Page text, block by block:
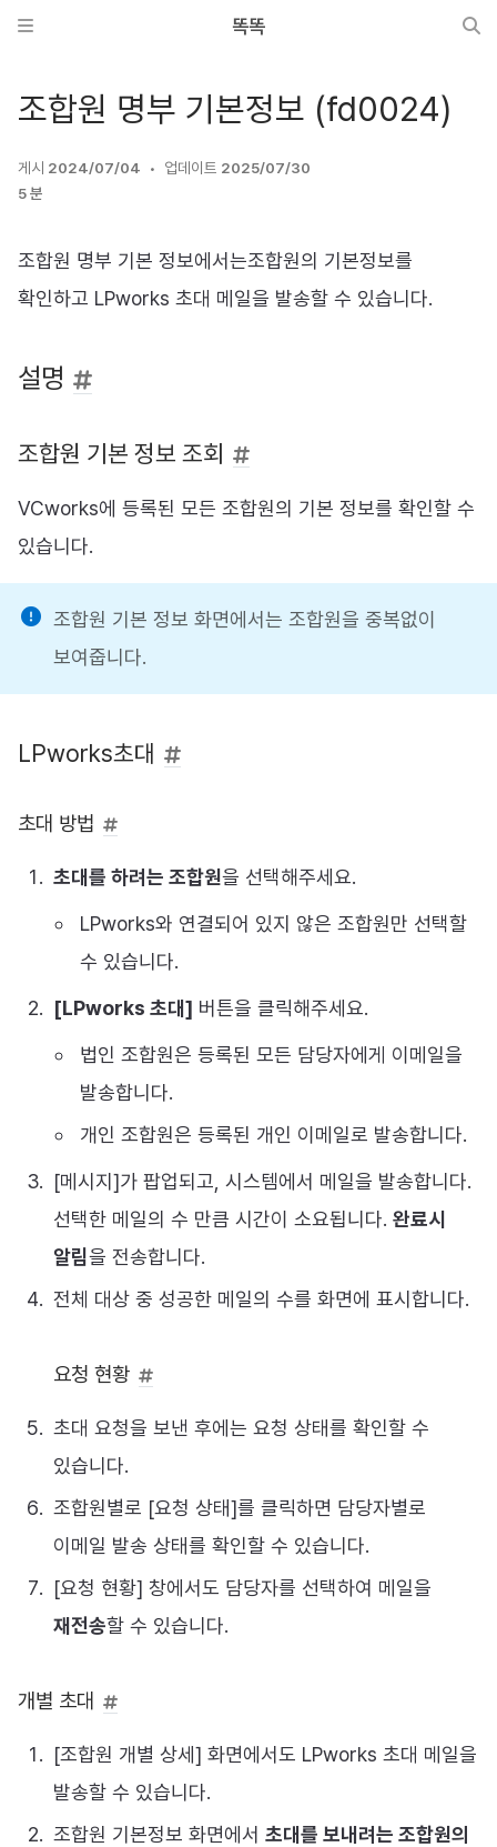
똑똑
조합원 명부 기본정보 (fd0024)
게시 2024/07/04 업데이트 2025/07/30
5 분
조합원 명부 기본 정보에서는조합원의 기본정보를
확인하고 LPworks 초대 메일을 발송할 수 있습니다.
설명
조합원 기본 정보 조회
VCworks에 등록된 모든 조합원의 기본 정보를 확인할 수
있습니다.
조합원 기본 정보 화면에서는 조합원을 중복없이
보여줍니다.
LPworks초대
초대 방법
초대를 하려는 조합원을 선택해주세요.
LPworks와 연결되어 있지 않은 조합원만 선택할
수 있습니다.
[LPworks 초대] 버튼을 클릭해주세요.
법인 조합원은 등록된 모든 담당자에게 이메일을
발송합니다.
개인 조합원은 등록된 개인 이메일로 발송합니다.
[메시지]가 팝업되고, 시스템에서 메일을 발송합니다.
선택한 메일의 수 만큼 시간이 소요됩니다. 완료시
알림을 전송합니다.
전체 대상 중 성공한 메일의 수를 화면에 표시합니다.
요청 현황
초대 요청을 보낸 후에는 요청 상태를 확인할 수
있습니다.
조합원별로 [요청 상태]를 클릭하면 담당자별로
이메일 발송 상태를 확인할 수 있습니다.
[요청 현황] 창에서도 담당자를 선택하여 메일을
재전송할 수 있습니다.
개별 초대
[조합원 개별 상세] 화면에서도 LPworks 초대 메일을
발송할 수 있습니다.
조합원 기본정보 화면에서 초대를 보내려는 조합원의